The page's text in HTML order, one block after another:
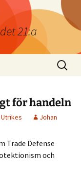
21:a
Sök
efter:
för handeln
Utrikes Johan
Trade Defense
och